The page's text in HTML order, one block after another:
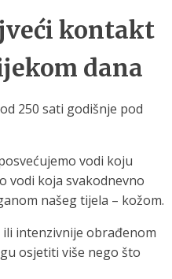
kontakt
dana
250 sati godišnje pod
vodi koju
vodi koja svakodnevno
našeg tijela – kožom.
intenzivnije obrađenom
osjetiti više nego što